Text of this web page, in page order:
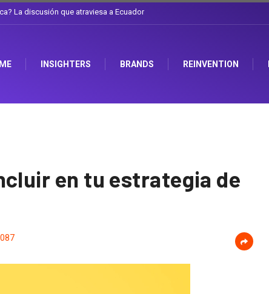
el sombrero en Corporación Favorita
INSIGHTERS BRANDS REINVENTION
en tu estrategia de